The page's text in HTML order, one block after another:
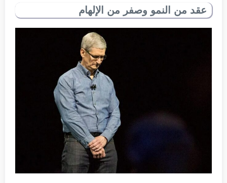
عقد من النمو وصفر من الإلهام